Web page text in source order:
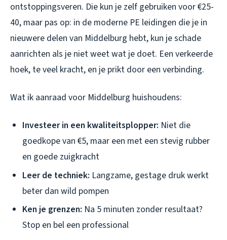
ontstoppingsveren. Die kun je zelf gebruiken voor €25-
40, maar pas op: in de moderne PE leidingen die je in
nieuwere delen van Middelburg hebt, kun je schade
aanrichten als je niet weet wat je doet. Een verkeerde
hoek, te veel kracht, en je prikt door een verbinding.
Wat ik aanraad voor Middelburg huishoudens:
Investeer in een kwaliteitsplopper: Niet die
goedkope van €5, maar een met een stevig rubber
en goede zuigkracht
Leer de techniek: Langzame, gestage druk werkt
beter dan wild pompen
Ken je grenzen: Na 5 minuten zonder resultaat?
Stop en bel een professional